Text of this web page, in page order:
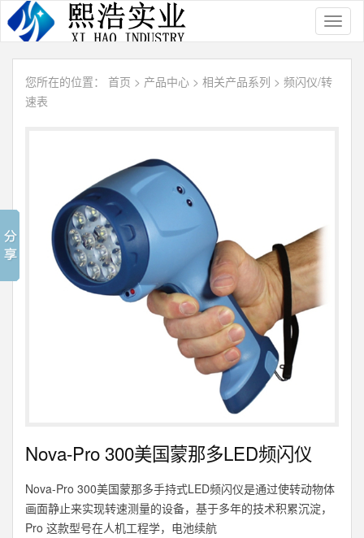
您所在的位置： 首页 > 产品中心 > 相关产品系列 > 频闪仪/转
速表
Nova-Pro 300美国蒙那多LED频闪仪
Nova-Pro 300美国蒙那多手持式LED频闪仪是通过使转动物体
画面静止来实现转速测量的设备，基于多年的技术积累沉淀，
Pro 这款型号在人机工程学，电池续航